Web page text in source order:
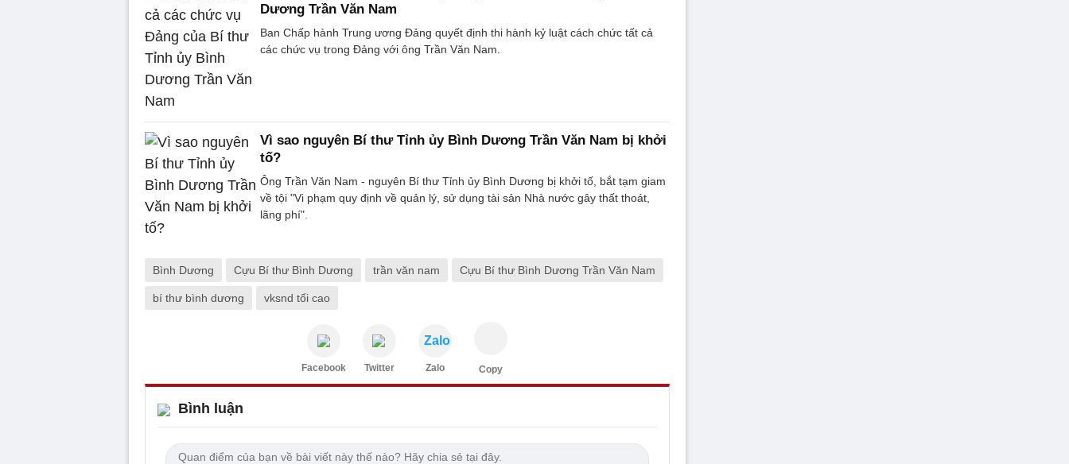
Dương Trần Văn Nam
Ban Chấp hành Trung ương Đảng quyết định thi hành kỷ luật cách chức tất cả
các chức vụ trong Đảng với ông Trần Văn Nam.
Vì sao nguyên Bí thư Tỉnh ủy Bình Dương Trần Văn Nam bị khởi
tố?
Ông Trần Văn Nam - nguyên Bí thư Tỉnh ủy Bình Dương bị khởi tố, bắt tạm giam
về tội "Vi phạm quy định về quản lý, sử dụng tài sản Nhà nước gây thất thoát,
lãng phí".
Bình Dương Cựu Bí thư Bình Dương trần văn nam Cựu Bí thư Bình Dương Trần Văn Nam
bí thư bình dương vksnd tối cao
Facebook Twitter
Zalo
Zalo Copy
Bình luận